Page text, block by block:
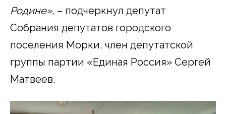
Родине», – подчеркнул депутат
Собрания депутатов городского
поселения Морки, член депутатской
группы партии «Единая Россия» Сергей
Матвеев.